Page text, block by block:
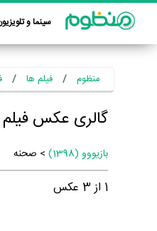
سینما و
منظوم فیلم ها
گالری عکس فیلم
بازیووو (1398) > صحنه
1 از3 عکس